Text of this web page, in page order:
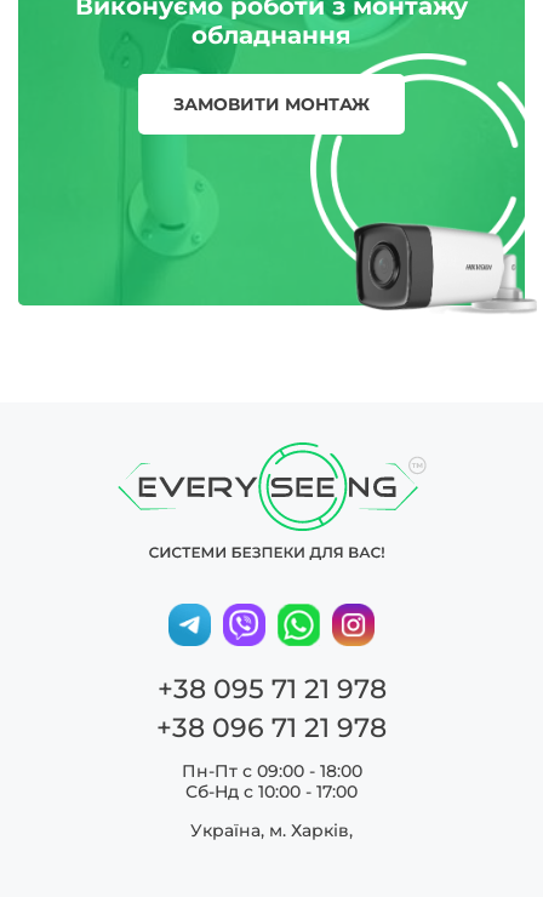
Виконуємо роботи з монтажу
обладнання
ЗАМОВИТИ МОНТАЖ
+38 095 71 21 978
+38 096 71 21 978
Пн-Пт с 09:00 - 18:00
Сб-Нд c 10:00 - 17:00
Україна, м. Харків,